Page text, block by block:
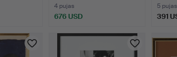
4 pujas
676 USD
5 pujas
391